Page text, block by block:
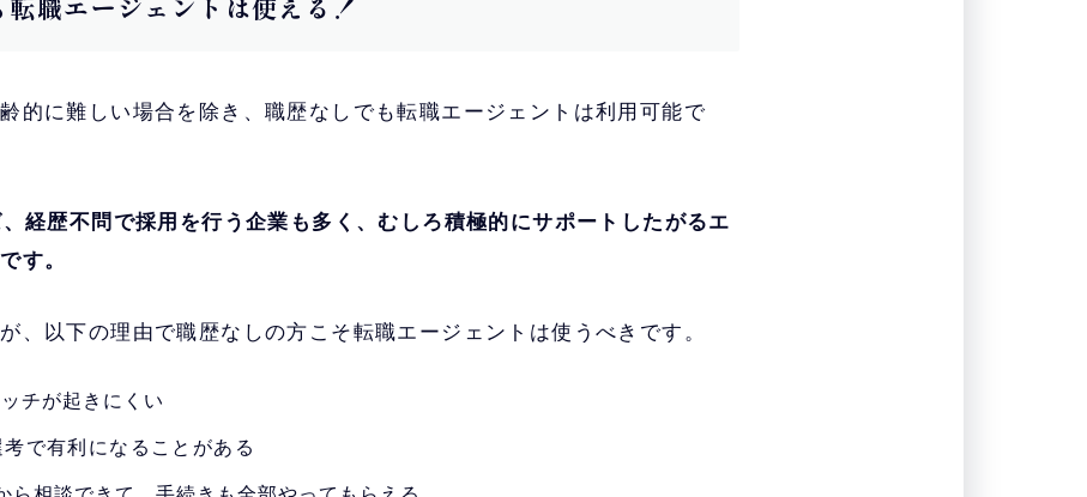
的に難しい場合を除き、職歴なしでも転職エージェントは利用可能で
経歴不問で採用を行う企業も多く、むしろ積極的にサポートしたがるエ
す。
、以下の理由で職歴なしの方こそ転職エージェントは使うべきです。
チが起きにくい
で有利になることがある